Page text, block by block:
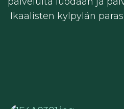
Ikaalisten kylpylän